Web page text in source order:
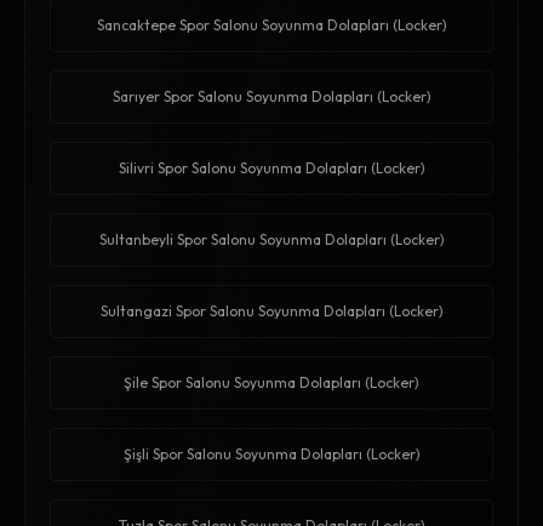
Sancaktepe Spor Salonu Soyunma Dolapları (Locker)
Sarıyer Spor Salonu Soyunma Dolapları (Locker)
Silivri Spor Salonu Soyunma Dolapları (Locker)
Sultanbeyli Spor Salonu Soyunma Dolapları (Locker)
Sultangazi Spor Salonu Soyunma Dolapları (Locker)
Şile Spor Salonu Soyunma Dolapları (Locker)
Şişli Spor Salonu Soyunma Dolapları (Locker)